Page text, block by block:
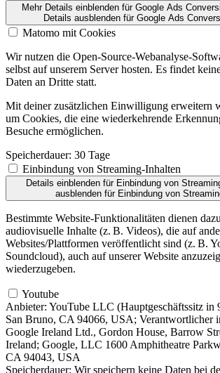
Mehr Details einblenden für Google Ads
Details ausblenden für Google Ads
Matomo mit Cookies
Wir nutzen die Open-Source-Webanalyse-
selbst auf unserem Server hosten. Es findet
Daten an Dritte statt.
Mit deiner zusätzlichen Einwilligung erweitern
um Cookies, die eine wiederkehrende
Besuche ermöglichen.
Speicherdauer: 30 Tage
Einbindung von Streaming-Inhalten
Details einblendenfür Einbindung von
ausblendenfür Einbindung von
Bestimmte Website-Funktionalitäten dienen
audiovisuelle Inhalte (z. B. Videos), die auf
Websites/Plattformen veröffentlicht sind (z. B.
Soundcloud), auch auf unserer Website
wiederzugeben.
Youtube
Anbieter: YouTube LLC (Hauptgeschäftssitz in
San Bruno, CA 94066, USA; Verantwortlicher
Google Ireland Ltd., Gordon House, Barrow
Ireland; Google, LLC 1600 Amphitheatre
CA 94043, USA
Speicherdauer: Wir speichern keine Daten bei